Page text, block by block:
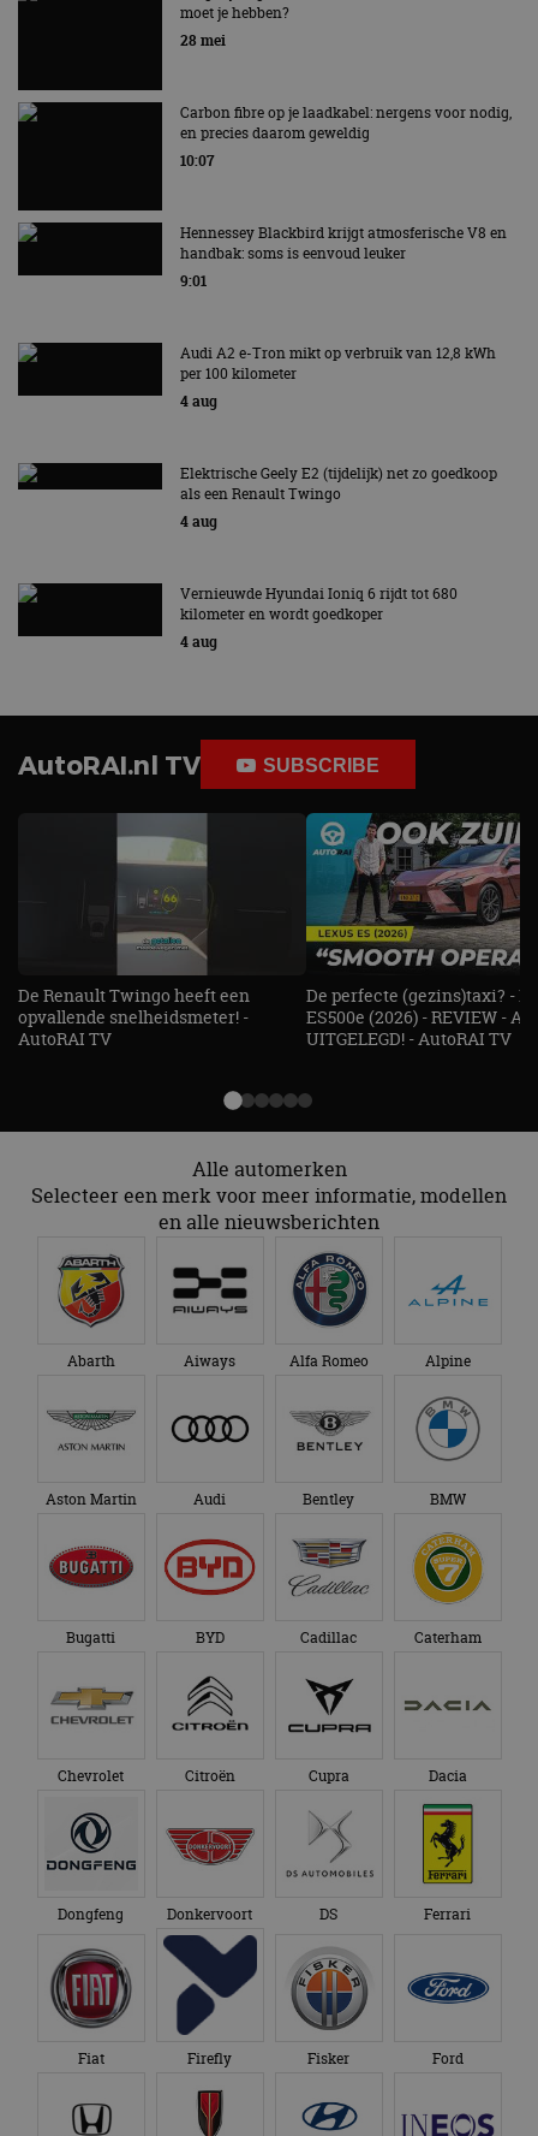
EV Experience 2026 van 24 tot 26 september
moet je hebben?
28 mei
Carbon fibre op je laadkabel: nergens voor nodig,
en precies daarom geweldig
10:07
Hennessey Blackbird krijgt atmosferische V8 en
handbak: soms is eenvoud leuker
9:01
Audi A2 e-Tron mikt op verbruik van 12,8 kWh
per 100 kilometer
4 aug
Elektrische Geely E2 (tijdelijk) net zo goedkoop
als een Renault Twingo
4 aug
Vernieuwde Hyundai Ioniq 6 rijdt tot 680
kilometer en wordt goedkoper
4 aug
AutoRAI.nl TV SUBSCRIBE
De Renault Twingo heeft een
opvallende snelheidsmeter! -
AutoRAI TV
De perfecte (gezins)taxi? -
ES500e (2026) - REVIEW -
UITGELEGD! - AutoRAI TV
Alle automerken
Selecteer een merk voor meer informatie, modellen
en alle nieuwsberichten
Abarth Aiways Alfa Romeo Alpine
Aston Martin Audi Bentley BMW
Bugatti BYD Cadillac Caterham
Chevrolet Citroën Cupra Dacia
Dongfeng Donkervoort DS Ferrari
Fiat Firefly Fisker Ford